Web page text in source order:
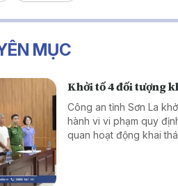
MỤC
Khởi tố 4 đối tượng
Công an tỉnh Sơn La
hành vi vi phạm quy
quan hoạt động khai